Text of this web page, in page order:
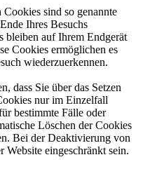
sind so genannte
Ihres Besuchs
bleiben auf Ihrem Endgerät
Cookies ermöglichen es
wiederzuerkennen.
dass Sie über das Setzen
nur im Einzelfall
bestimmte Fälle oder
Löschen der Cookies
Bei der Deaktivierung von
eingeschränkt sein.